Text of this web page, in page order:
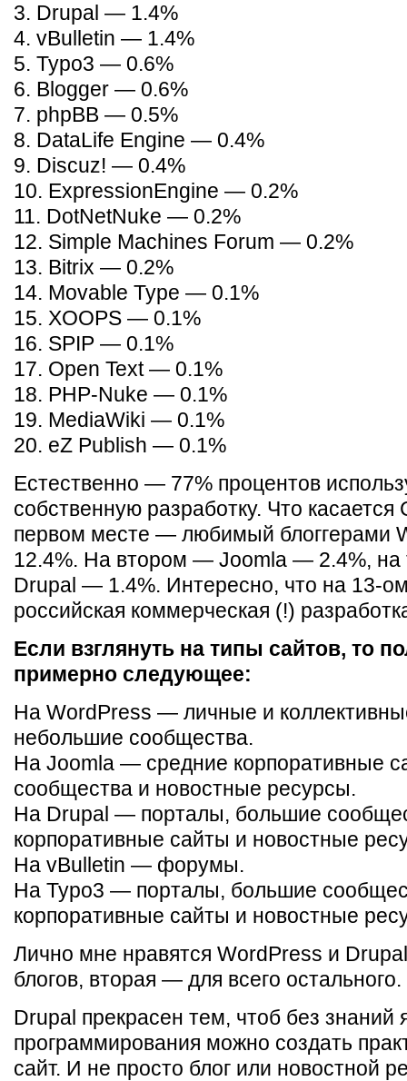
3. Drupal — 1.4%
4. vBulletin — 1.4%
5. Typo3 — 0.6%
6. Blogger — 0.6%
7. phpBB — 0.5%
8. DataLife Engine — 0.4%
9. Discuz! — 0.4%
10. ExpressionEngine — 0.2%
11. DotNetNuke — 0.2%
12. Simple Machines Forum — 0.2%
13. Bitrix — 0.2%
14. Movable Type — 0.1%
15. XOOPS — 0.1%
16. SPIP — 0.1%
17. Open Text — 0.1%
18. PHP-Nuke — 0.1%
19. MediaWiki — 0.1%
20. eZ Publish — 0.1%
Естественно — 77% процентов
собственную разработку. Что касается
первом месте — любимый блоггерами
12.4%. На втором — Joomla — 2.4%,
Drupal — 1.4%. Интересно, что на 13-
российская коммерческая (!)
Если взглянуть на типы сайтов, то
примерно следующее:
На WordPress — личные и
небольшие сообщества.
На Joomla — средние корпоративные
сообщества и новостные ресурсы.
На Drupal — порталы, большие
корпоративные сайты и новостные
На vBulletin — форумы.
На Typo3 — порталы, большие
корпоративные сайты и новостные
Лично мне нравятся WordPress и
блогов, вторая — для всего остального.
Drupal прекрасен тем, чтоб без знаний
программирования можно создать
сайт. И не просто блог или новостной